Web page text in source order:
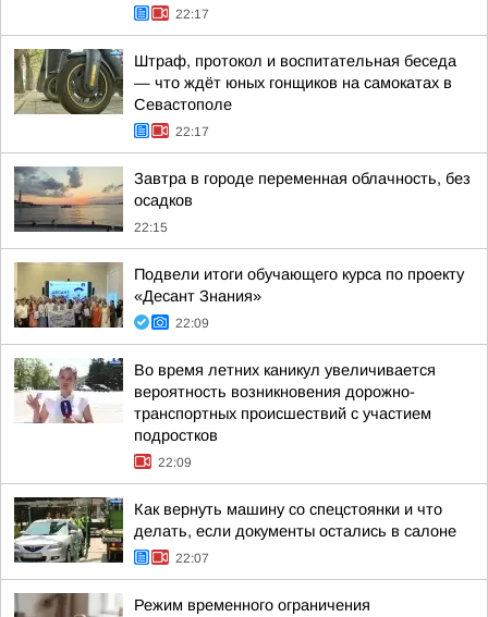
22:17
Штраф, протокол и воспитательная беседа
— что ждёт юных гонщиков на самокатах в
Севастополе
22:17
Завтра в городе переменная облачность, без
осадков
22:15
Подвели итоги обучающего курса по проекту
«Десант Знания»
22:09
Во время летних каникул увеличивается
вероятность возникновения дорожно-
транспортных происшествий с участием
подростков
22:09
Как вернуть машину со спецстоянки и что
делать, если документы остались в салоне
22:07
Режим временного ограничения